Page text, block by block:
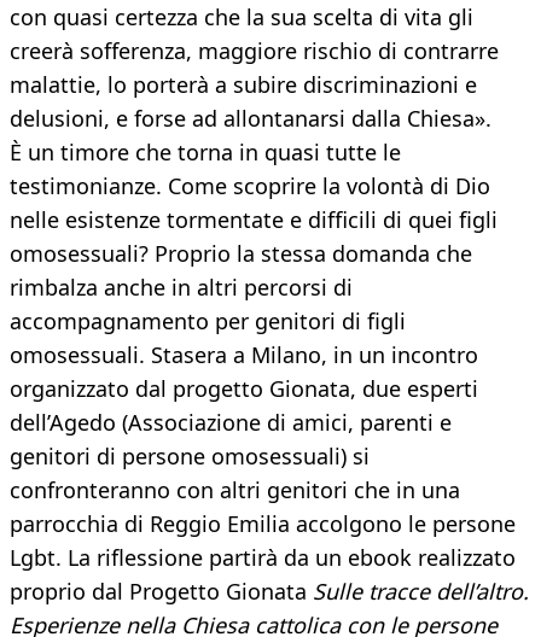
con quasi certezza che la sua scelta di vita gli
creerà sofferenza, maggiore rischio di contrarre
malattie, lo porterà a subire discriminazioni e
delusioni, e forse ad allontanarsi dalla Chiesa».
È un timore che torna in quasi tutte le
testimonianze. Come scoprire la volontà di Dio
nelle esistenze tormentate e difficili di quei figli
omosessuali? Proprio la stessa domanda che
rimbalza anche in altri percorsi di
accompagnamento per genitori di figli
omosessuali. Stasera a Milano, in un incontro
organizzato dal progetto Gionata, due esperti
dell’Agedo (Associazione di amici, parenti e
genitori di persone omosessuali) si
confronteranno con altri genitori che in una
parrocchia di Reggio Emilia accolgono le persone
Lgbt. La riflessione partirà da un ebook realizzato
proprio dal Progetto Gionata Sulle tracce dell’altro.
Esperienze nella Chiesa cattolica con le persone